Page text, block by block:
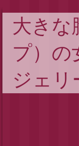
大きな
プ）の
ジェリ